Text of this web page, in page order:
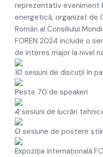
reprezentativ eveniment
energetică, organizat de
Român al Consiliului
FOREN 2024 include o
de interes major la nivel
10 sesiuni de discuții în
Peste 70 de speakeri
4 sesiuni de lucrări
O sesiune de postere
Expoziția internațională